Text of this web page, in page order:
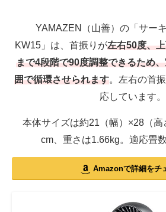
YAMAZEN（山善）の「サー
KW15」は、首振りが左右50度、
まで4段階で90度調整できるため
囲で循環させられます。左右の首
応しています。
本体サイズは約21（幅）×28（高
cm、重さは1.66kg。適応畳
Amazonで詳細をチ